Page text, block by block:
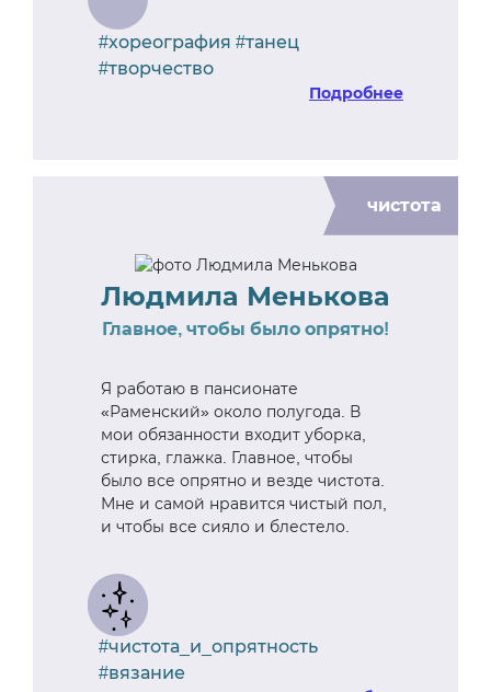
#хореография #танец
#творчество
Подробнее
чистота
Людмила Менькова
Главное, чтобы было опрятно!
Я работаю в пансионате
«Раменский» около полугода. В
мои обязанности входит уборка,
стирка, глажка. Главное, чтобы
было все опрятно и везде чистота.
Мне и самой нравится чистый пол,
и чтобы все сияло и блестело.
#чистота_и_опрятность
#вязание